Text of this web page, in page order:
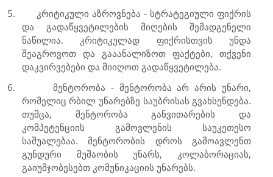
5.
კრიტიკული აზროვნება - სტრატეგიული ფიქრის
და გადაწყვეტილების მიღების შემადგენელი
ნაწილია. კრიტიკულად ფიქრისთვის უნდა
შეაგროვოთ და გააანალიზოთ ფაქტები, თქვენი
დაკვირვებები და მიიღოთ გადაწყვეტილება.
6.
მენტორობა - მენტორობა არ არის უნარი,
რომელიც რბილ უნარებზე საუბრისას გვახსენდება.
თუმცა, მენტორობა განვითარების და
კომპეტენციის გამოვლენის საუკეთესო
საშუალებაა. მენტორობის დროს გამოავლენთ
გუნდური მუშაობის უნარს, კოლაბორაციას,
გაიუმჯობესებთ კომუნიკაციის უნარებს.